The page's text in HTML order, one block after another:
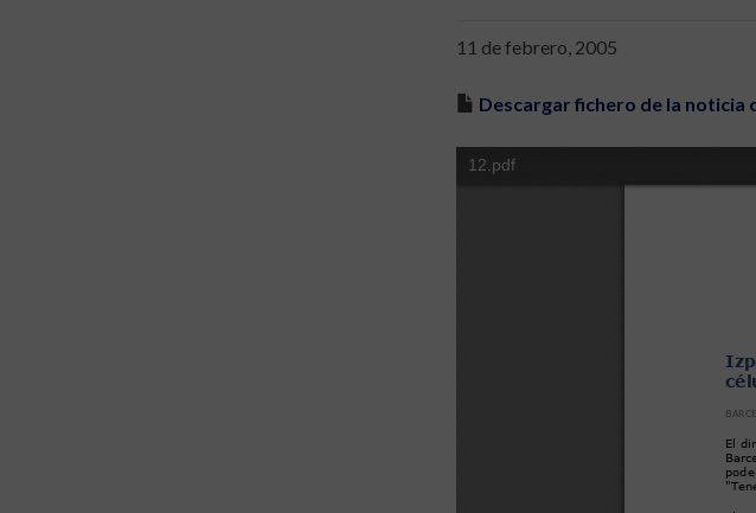
11 de febrero, 2005
Descargar fichero de la